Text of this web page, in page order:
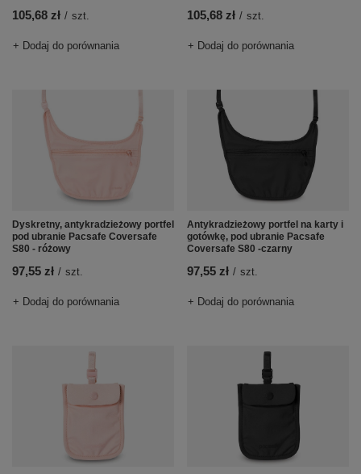
105,68 zł / szt.
+ Dodaj do porównania
105,68 zł / szt.
+ Dodaj do porównania
Dyskretny, antykradzieżowy portfel
pod ubranie Pacsafe Coversafe
S80 - różowy
97,55 zł / szt.
+ Dodaj do porównania
Antykradzieżowy portfel na karty i
gotówkę, pod ubranie Pacsafe
Coversafe S80 -czarny
97,55 zł / szt.
+ Dodaj do porównania